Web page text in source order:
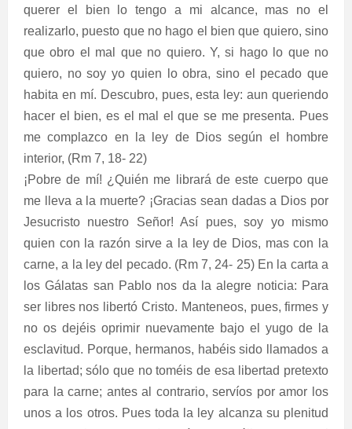
querer el bien lo tengo a mi alcance, mas no el
realizarlo, puesto que no hago el bien que quiero, sino
que obro el mal que no quiero. Y, si hago lo que no
quiero, no soy yo quien lo obra, sino el pecado que
habita en mí. Descubro, pues, esta ley: aun queriendo
hacer el bien, es el mal el que se me presenta. Pues
me complazco en la ley de Dios según el hombre
interior, (Rm 7, 18- 22)
¡Pobre de mí! ¿Quién me librará de este cuerpo que
me lleva a la muerte? ¡Gracias sean dadas a Dios por
Jesucristo nuestro Señor! Así pues, soy yo mismo
quien con la razón sirve a la ley de Dios, mas con la
carne, a la ley del pecado. (Rm 7, 24- 25) En la carta a
los Gálatas san Pablo nos da la alegre noticia: Para
ser libres nos libertó Cristo. Manteneos, pues, firmes y
no os dejéis oprimir nuevamente bajo el yugo de la
esclavitud. Porque, hermanos, habéis sido llamados a
la libertad; sólo que no toméis de esa libertad pretexto
para la carne; antes al contrario, servíos por amor los
unos a los otros. Pues toda la ley alcanza su plenitud